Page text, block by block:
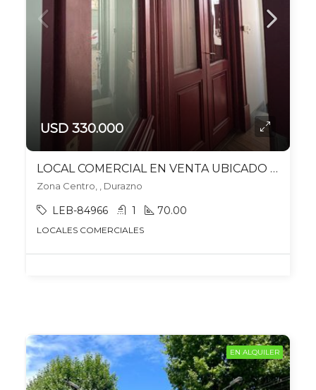
USD 330.000
LOCAL COMERCIAL EN VENTA UBICADO EN DURAZNO
Zona Centro, , Durazno
LEB-84966 1 70.00
LOCALES COMERCIALES
EN ALQUILER